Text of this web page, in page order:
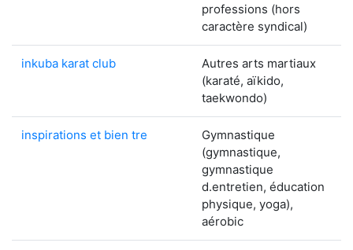
professions (hors
caractère syndical)
inkuba karat club
Autres arts martiaux
(karaté, aïkido,
taekwondo)
inspirations et bien tre
Gymnastique
(gymnastique,
gymnastique
d.entretien, éducation
physique, yoga),
aérobic